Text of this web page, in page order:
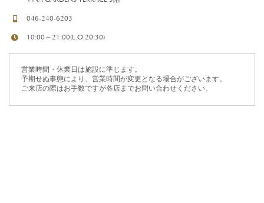
046-240-6203
10:00～21:00(L.O.20:30)
営業時間・休業日は施設に準じます。
予期せぬ事態により、営業時間が変更となる場合がございます。
ご来店の際はお手数ですが各店までお問い合わせください。